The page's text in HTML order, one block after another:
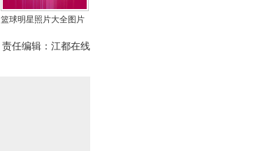
篮球明星照片大全图片
责任编辑：江都在线